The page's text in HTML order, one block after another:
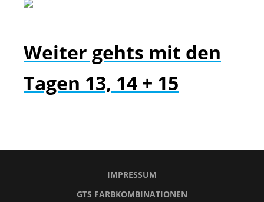
Weiter gehts mit den
Tagen 13, 14 + 15
IMPRESSUM
GTS FARBKOMBINATIONEN